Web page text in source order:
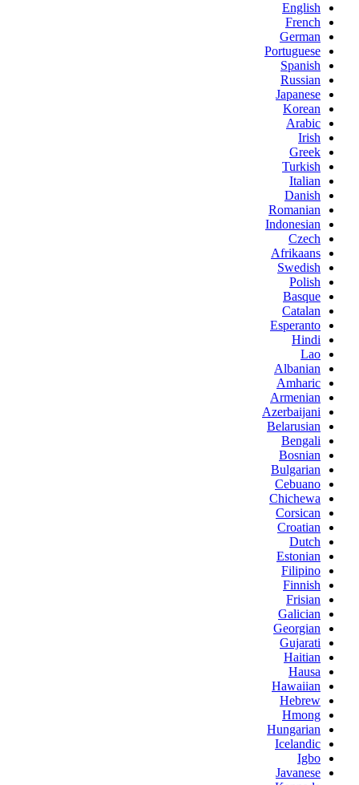
English
French
German
Portuguese
Spanish
Russian
Japanese
Korean
Arabic
Irish
Greek
Turkish
Italian
Danish
Romanian
Indonesian
Czech
Afrikaans
Swedish
Polish
Basque
Catalan
Esperanto
Hindi
Lao
Albanian
Amharic
Armenian
Azerbaijani
Belarusian
Bengali
Bosnian
Bulgarian
Cebuano
Chichewa
Corsican
Croatian
Dutch
Estonian
Filipino
Finnish
Frisian
Galician
Georgian
Gujarati
Haitian
Hausa
Hawaiian
Hebrew
Hmong
Hungarian
Icelandic
Igbo
Javanese